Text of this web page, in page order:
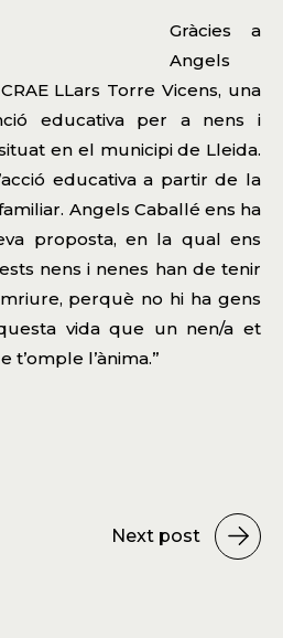
Gràcies a
Angels
LLars Torre Vicens, una
educativa per a nens i
en el municipi de Lleida.
educativa a partir de la
Angels Caballé ens ha
proposta, en la qual ens
nens i nenes han de tenir
perquè no hi ha gens
vida que un nen/a et
l’ànima.”
Next post